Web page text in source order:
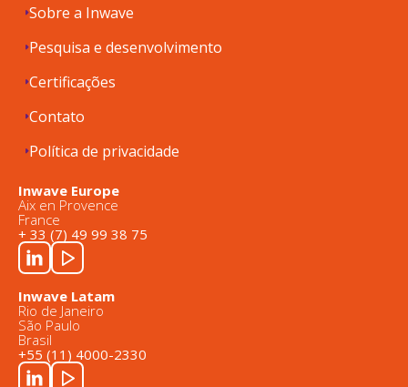
Sobre a Inwave
Pesquisa e desenvolvimento
Certificações
Contato
Política de privacidade
Inwave Europe
Aix en Provence
France
+ 33 (7) 49 99 38 75
Inwave Latam
Rio de Janeiro
São Paulo
Brasil
+55 (11) 4000-2330